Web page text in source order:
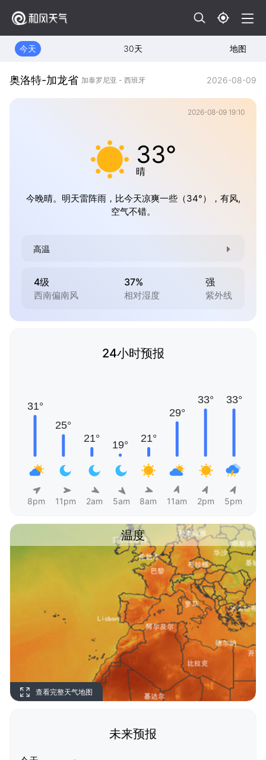
今天 30天 地图
奥洛特-加龙省 加泰罗尼亚 - 西班牙 2026-08-09
2026-08-09 19:10
33°
晴
今晚晴。明天雷阵雨，比今天凉爽一些（34°），有风,
空气不错。
高温
4级
西南偏南风
37%
相对湿度
强
紫外线
24小时预报
8pm 11pm 2am 5am 8am 11am 2pm 5pm
温度
查看完整天气地图
未来预报